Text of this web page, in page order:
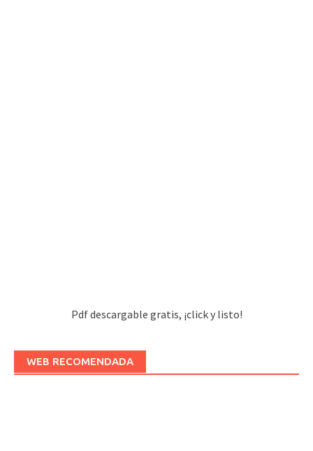
Pdf descargable gratis, ¡click y listo!
WEB RECOMENDADA